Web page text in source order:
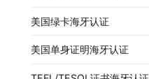
美国绿卡海牙认证
美国单身证明海牙认证